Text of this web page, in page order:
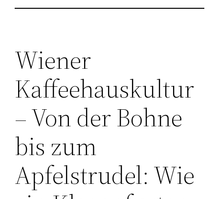
Wiener
Kaffeehauskultur
– Von der Bohne
bis zum
Apfelstrudel: Wie